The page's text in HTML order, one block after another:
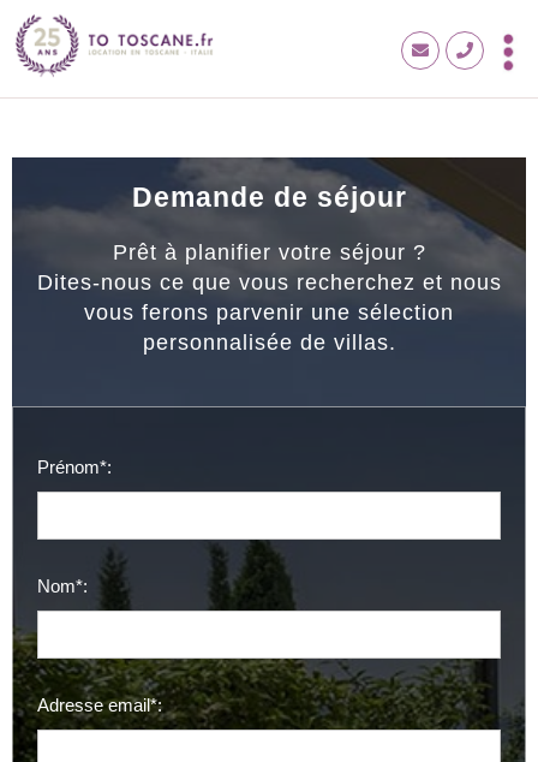
Demande de séjour
Prêt à planifier votre séjour ?
Dites-nous ce que vous recherchez et nous
vous ferons parvenir une sélection
personnalisée de villas.
Prénom*:
Nom*:
Adresse email*: